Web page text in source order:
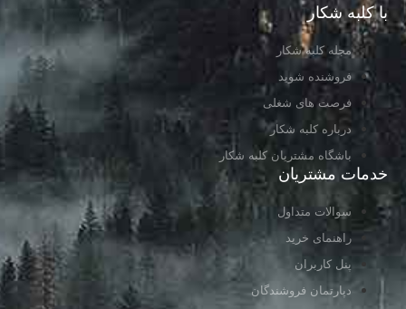
با کلبه شکار
مجله کلبه شکار
فروشنده شوید
فرصت های شغلی
درباره کلبه شکار
باشگاه مشتریان کلبه شکار
خدمات مشتریان
سوالات متداول
راهنمای خرید
پنل کاربران
دپارتمان فروشندگان